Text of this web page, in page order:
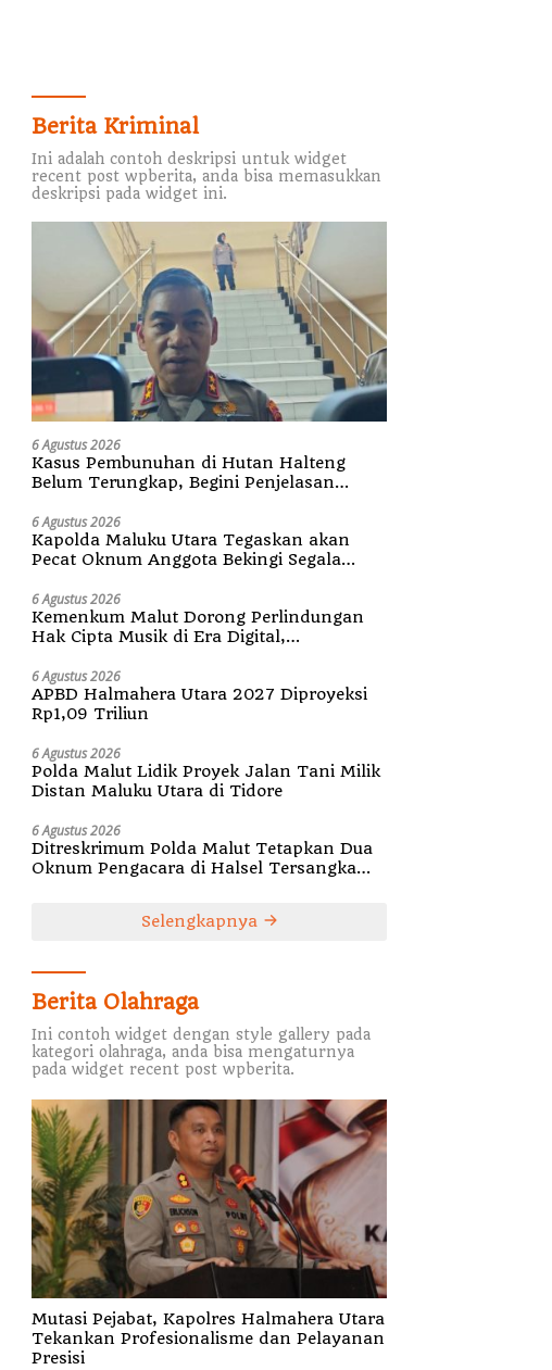
Berita Kriminal
Ini adalah contoh deskripsi untuk widget
recent post wpberita, anda bisa memasukkan
deskripsi pada widget ini.
6 Agustus 2026
Kasus Pembunuhan di Hutan Halteng
Belum Terungkap, Begini Penjelasan
6 Agustus 2026
Kapolda Maluku Utara Tegaskan akan
Pecat Oknum Anggota Bekingi Segala
6 Agustus 2026
Kemenkum Malut Dorong Perlindungan
Hak Cipta Musik di Era Digital,
Penguatan Royalti
6 Agustus 2026
APBD Halmahera Utara 2027 Diproyeksi
Rp1,09 Triliun
6 Agustus 2026
Polda Malut Lidik Proyek Jalan Tani Milik
Distan Maluku Utara di Tidore
6 Agustus 2026
Ditreskrimum Polda Malut Tetapkan Dua
Oknum Pengacara di Halsel Tersangka
Selengkapnya
Berita Olahraga
Ini contoh widget dengan style gallery pada
kategori olahraga, anda bisa mengaturnya
pada widget recent post wpberita.
Mutasi Pejabat, Kapolres Halmahera Utara
Tekankan Profesionalisme dan Pelayanan
Presisi